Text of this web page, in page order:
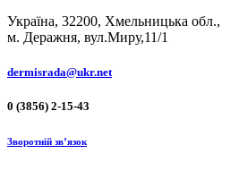
Україна, 32200, Хмельницька обл.,
м. Деражня, вул.Миру,11/1
dermisrada@ukr.net
0 (3856) 2-15-43
Зворотній зв’язок